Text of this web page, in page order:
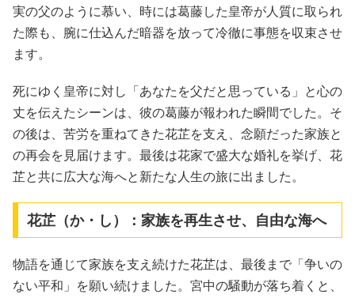
実の父のように慕い、時には葛藤した皇帝が人質に取られ
た際も、腕に仕込んだ暗器を放って冷徹に事態を収束させ
ます。
死にゆく皇帝に対し「あなたを父だと思っている」と心の
丈を伝えたシーンは、彼の葛藤が報われた瞬間でした。そ
の後は、苦労を重ねてきた花芷を支え、念願だった家族と
の再会を見届けます。最後は花家で盛大な婚礼を挙げ、花
芷と共に広大な海へと新たな人生の旅に出ました。
花芷（か・し）：家族を再生させ、自由な海へ
物語を通じて家族を支え続けた花芷は、最後まで「争いの
ない平和」を願い続けました。宮中の騒動が落ち着くと、